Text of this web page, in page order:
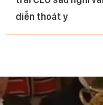
diễn thoát y